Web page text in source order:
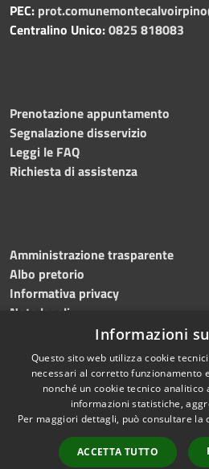
PEC:
Centralino Unico:0825 818083
Prenotazione appuntamento
Segnalazione disservizio
Leggi le FAQ
Richiesta di assistenza
Amministrazione trasparente
Albo pretorio
Informativa privacy
Note legali
Dichiarazione di accessibilità
Accessibilità
Informazioni
Questo sito web utilizza cookie
necessari al corretto funzionamento
nonché un cookie tecnico
informazioni statistiche,
Per maggiori dettagli, può consultare la
ACCETTA TUTTO